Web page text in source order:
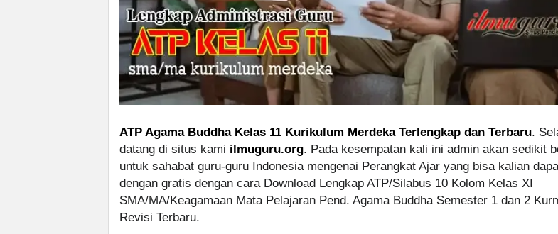
ATP Agama Buddha Kelas 11 Kurikulum Merdeka Terlengkap dan Terbaru.
datang di situs kami ilmuguru.org. Pada kesempatan kali ini admin akan sedikit
untuk sahabat guru-guru Indonesia mengenai Perangkat Ajar yang bisa kalian
dengan gratis dengan cara Download Lengkap ATP/Silabus 10 Kolom Kelas XI
SMA/MA/Keagamaan Mata Pelajaran Pend. Agama Buddha Semester 1 dan 2
Revisi Terbaru.